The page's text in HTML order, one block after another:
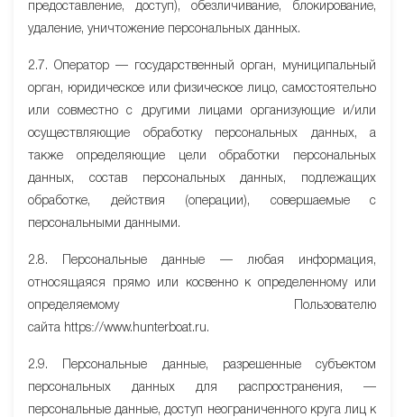
предоставление, доступ), обезличивание, блокирование,
удаление, уничтожение персональных данных.
2.7. Оператор — государственный орган, муниципальный
орган, юридическое или физическое лицо, самостоятельно
или совместно с другими лицами организующие и/или
осуществляющие обработку персональных данных, а
также определяющие цели обработки персональных
данных, состав персональных данных, подлежащих
обработке, действия (операции), совершаемые с
персональными данными.
2.8. Персональные данные — любая информация,
относящаяся прямо или косвенно к определенному или
определяемому Пользователю
сайта httpsː//www.hunterboat.ru.
2.9. Персональные данные, разрешенные субъектом
персональных данных для распространения, —
персональные данные, доступ неограниченного круга лиц к